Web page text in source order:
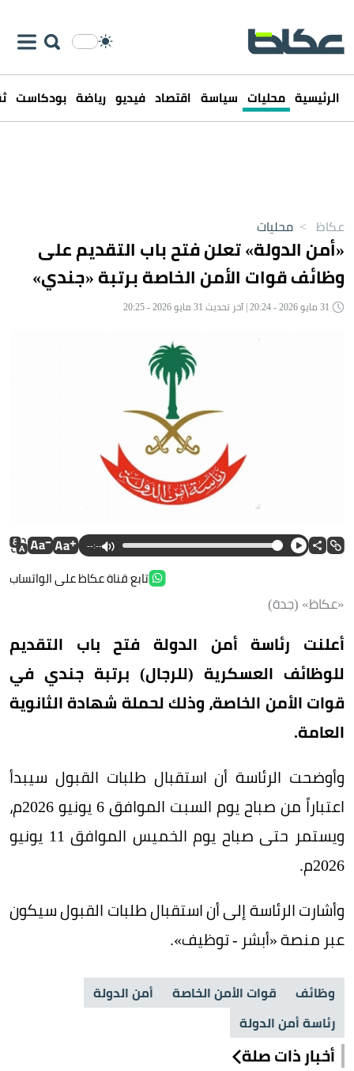
الرئيسية محليات سياسة اقتصاد فيديو رياضة بودكاست
عكاظ > محليات
«أمن الدولة» تعلن فتح باب التقديم على
وظائف قوات الأمن الخاصة برتبة «جندي»
--:--
تابع قناة عكاظ على الواتساب
«عكاظ» (جدة)
أعلنت رئاسة أمن الدولة فتح باب التقديم
للوظائف العسكرية (للرجال) برتبة جندي في
قوات الأمن الخاصة، وذلك لحملة شهادة الثانوية
العامة.
وأوضحت الرئاسة أن استقبال طلبات القبول سيبدأ
اعتباراً من صباح يوم السبت الموافق 6 يونيو 2026م،
ويستمر حتى صباح يوم الخميس الموافق 11 يونيو
2026م.
وأشارت الرئاسة إلى أن استقبال طلبات القبول سيكون
عبر منصة «أبشر - توظيف».
وظائف قوات الأمن الخاصة
أمن الدولة
رئاسة أمن الدولة
أخبار ذات صلة